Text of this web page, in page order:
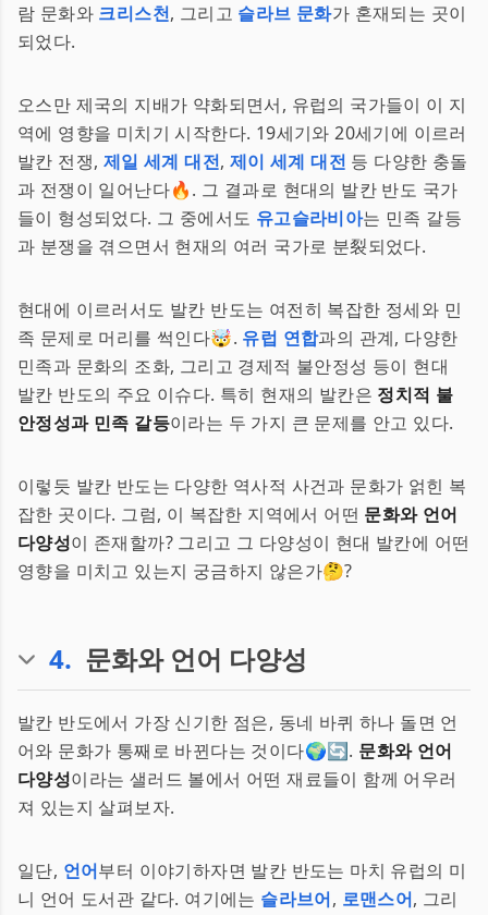
람 문화와 크리스천, 그리고 슬라브 문화가 혼재되는 곳이
되었다.
오스만 제국의 지배가 약화되면서, 유럽의 국가들이 이 지
역에 영향을 미치기 시작한다. 19세기와 20세기에 이르러
발칸 전쟁, 제일 세계 대전, 제이 세계 대전 등 다양한 충돌
과 전쟁이 일어난다🔥. 그 결과로 현대의 발칸 반도 국가
들이 형성되었다. 그 중에서도 유고슬라비아는 민족 갈등
과 분쟁을 겪으면서 현재의 여러 국가로 분裂되었다.
현대에 이르러서도 발칸 반도는 여전히 복잡한 정세와 민
족 문제로 머리를 썩인다🤯. 유럽 연합과의 관계, 다양한
민족과 문화의 조화, 그리고 경제적 불안정성 등이 현대
발칸 반도의 주요 이슈다. 특히 현재의 발칸은 정치적 불
안정성과 민족 갈등이라는 두 가지 큰 문제를 안고 있다.
이렇듯 발칸 반도는 다양한 역사적 사건과 문화가 얽힌 복
잡한 곳이다. 그럼, 이 복잡한 지역에서 어떤 문화와 언어
다양성이 존재할까? 그리고 그 다양성이 현대 발칸에 어떤
영향을 미치고 있는지 궁금하지 않은가🤔?
4. 문화와 언어 다양성
발칸 반도에서 가장 신기한 점은, 동네 바퀴 하나 돌면 언
어와 문화가 통째로 바뀐다는 것이다🌍🔄. 문화와 언어
다양성이라는 샐러드 볼에서 어떤 재료들이 함께 어우러
져 있는지 살펴보자.
일단, 언어부터 이야기하자면 발칸 반도는 마치 유럽의 미
니 언어 도서관 같다. 여기에는 슬라브어, 로맨스어, 그리